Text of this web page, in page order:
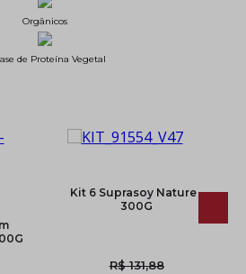
Orgânicos
de Proteína Vegetal
Kit 6 Suprasoy Nature -
300G
R$ 131,88